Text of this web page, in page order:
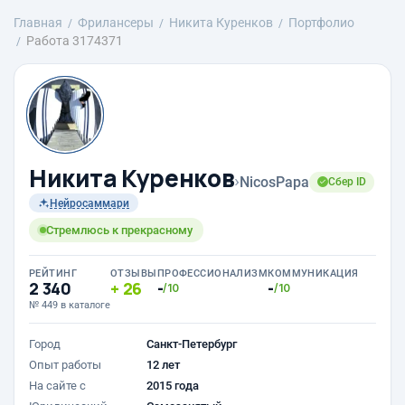
Главная Фрилансеры Никита Куренков
Портфолио
Работа 3174371
Никита Куренков›NicosPapa
Сбер ID
Нейросаммари
Стремлюсь к прекрасному
РЕЙТИНГ
2 340
№ 449 в каталоге
ОТЗЫВЫ
26
ПРОФЕССИОНАЛИЗМ
-/10
КОММУНИКАЦИЯ
-/10
Город
Санкт-Петербург
Опыт работы
12 лет
На сайте с
2015 года